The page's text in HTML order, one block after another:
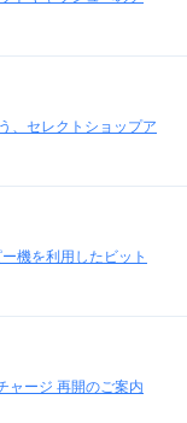
、セレクトショップア
機を利用したビット
ャージ 再開のご案内